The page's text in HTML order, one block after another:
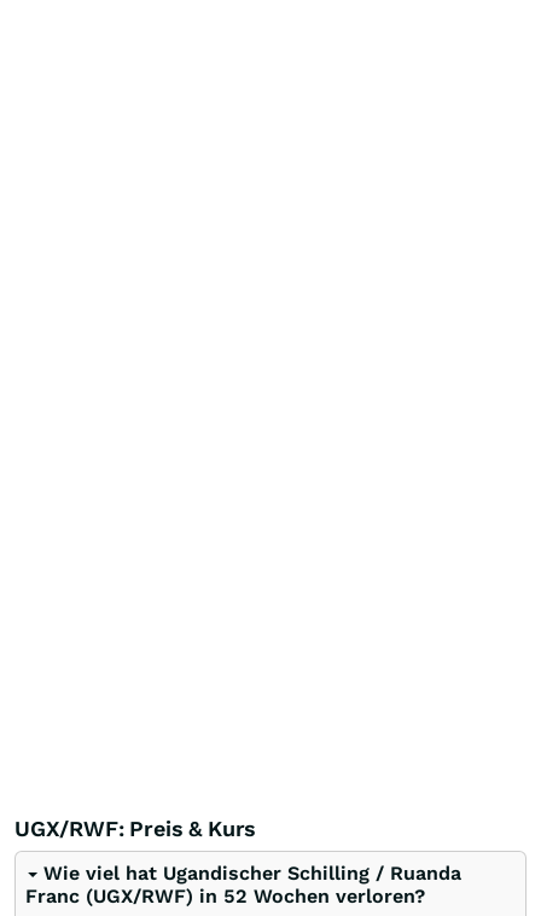
UGX/RWF: Preis & Kurs
Wie viel hat Ugandischer Schilling / Ruanda
Franc (UGX/RWF) in 52 Wochen verloren?